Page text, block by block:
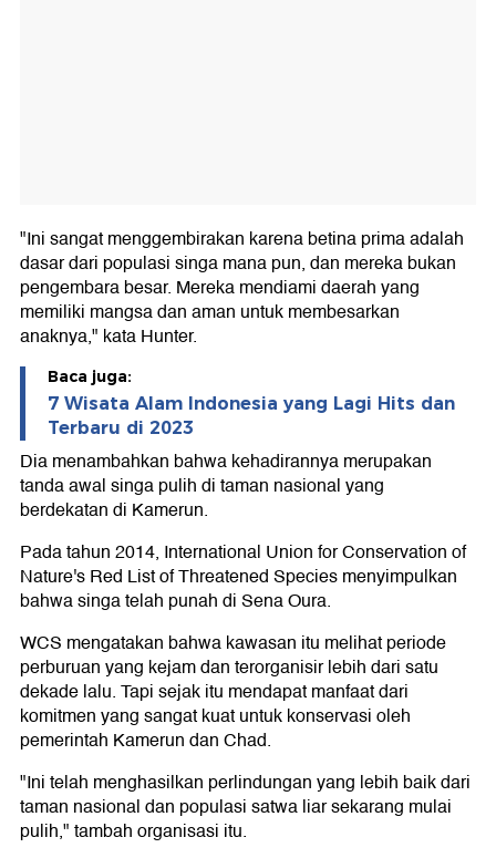
"Ini sangat menggembirakan karena betina prima adalah
dasar dari populasi singa mana pun, dan mereka bukan
pengembara besar. Mereka mendiami daerah yang
memiliki mangsa dan aman untuk membesarkan
anaknya," kata Hunter.
Baca juga:
7 Wisata Alam Indonesia yang Lagi Hits dan
Terbaru di 2023
Dia menambahkan bahwa kehadirannya merupakan
tanda awal singa pulih di taman nasional yang
berdekatan di Kamerun.
Pada tahun 2014, International Union for Conservation of
Nature's Red List of Threatened Species menyimpulkan
bahwa singa telah punah di Sena Oura.
WCS mengatakan bahwa kawasan itu melihat periode
perburuan yang kejam dan terorganisir lebih dari satu
dekade lalu. Tapi sejak itu mendapat manfaat dari
komitmen yang sangat kuat untuk konservasi oleh
pemerintah Kamerun dan Chad.
"Ini telah menghasilkan perlindungan yang lebih baik dari
taman nasional dan populasi satwa liar sekarang mulai
pulih," tambah organisasi itu.